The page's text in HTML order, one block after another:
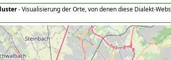
- Visualisierung der Orte, von denen diese Dialekt-